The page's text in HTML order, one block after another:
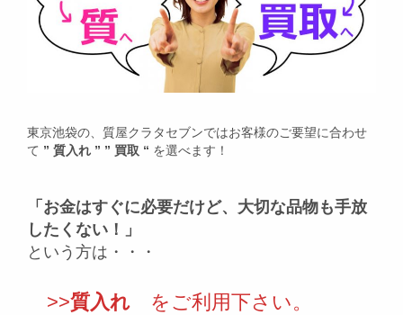
東京池袋の、質屋クラタセブンではお客様のご要望に合わせ
て ” 質入れ ” ” 買取 “ を選べます！
「お金はすぐに必要だけど、大切な品物も手放
したくない！」
という方は・・・
>>質入れ をご利用下さい。